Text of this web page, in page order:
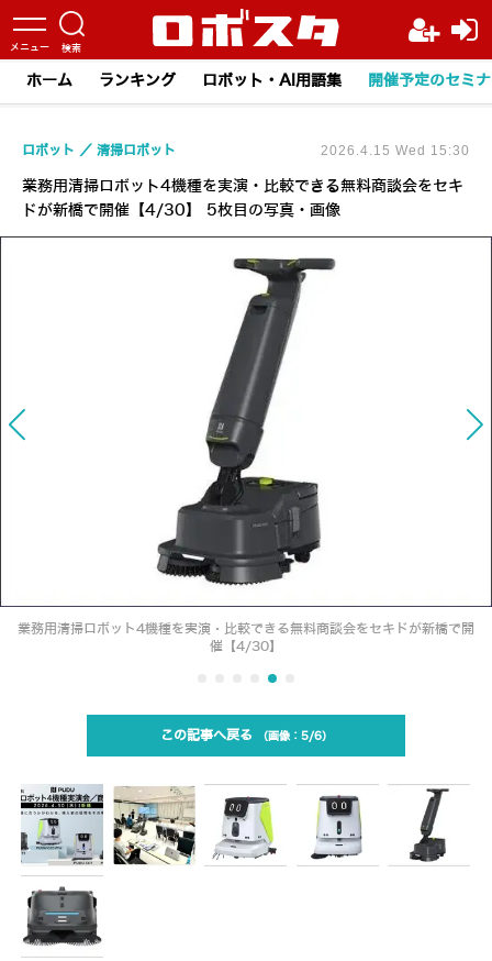
ホーム ランキング ロボット・AI用語集 開催予定のセミ
業務用清掃ロボット4機種を実演・比較できる無料商談会をセキ
ドが新橋で開催【4/30】 5枚目の写真・画像
ロボット 清掃ロボット 2026.4.15 Wed 15:30
業務用清掃ロボット4機種を実演・比較できる無料商談会をセキドが新橋で開
催【4/30】
この記事へ戻る 5/6